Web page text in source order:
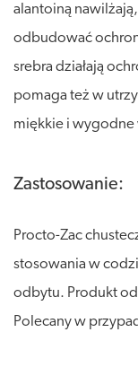
alantoiną
odbudować
srebra działają
pomaga też w
miękkie i wygodne
Zastosowanie:
Procto-Zac
stosowania w
odbytu. Produkt
Polecany w